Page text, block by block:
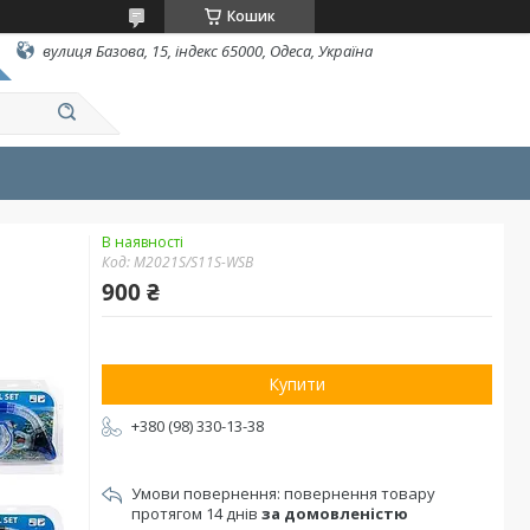
Кошик
вулиця Базова, 15, індекс 65000, Одеса, Україна
В наявності
Код:M2021S/S11S-WSB
900 ₴
Купити
+380 (98) 330-13-38
повернення товару
протягом 14 днів за домовленістю